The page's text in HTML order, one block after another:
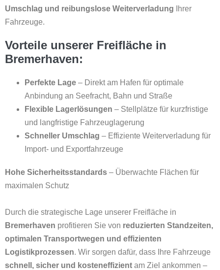
Umschlag und reibungslose Weiterverladung Ihrer
Fahrzeuge.
Vorteile unserer Freifläche in
Bremerhaven:
Perfekte Lage – Direkt am Hafen für optimale
Anbindung an Seefracht, Bahn und Straße
Flexible Lagerlösungen – Stellplätze für kurzfristige
und langfristige Fahrzeuglagerung
Schneller Umschlag – Effiziente Weiterverladung für
Import- und Exportfahrzeuge
Hohe Sicherheitsstandards – Überwachte Flächen für
maximalen Schutz
Durch die strategische Lage unserer Freifläche in
Bremerhaven profitieren Sie von reduzierten Standzeiten,
optimalen Transportwegen und effizienten
Logistikprozessen. Wir sorgen dafür, dass Ihre Fahrzeuge
schnell, sicher und kosteneffizient am Ziel ankommen –